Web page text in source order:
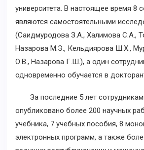
университета. В настоящее время 8
являются самостоятельными
(Саидмуродова З.А., Халимова С.А.,
Назарова М.Э., Кельдиярова Ш.Х.,
О.В., Назарова Г.Ш.), а один
одновременно обучается в
За последние 5 лет
опубликовано более 200 научных
учебника, 7 учебных пособия, 8
электронных программ, а также